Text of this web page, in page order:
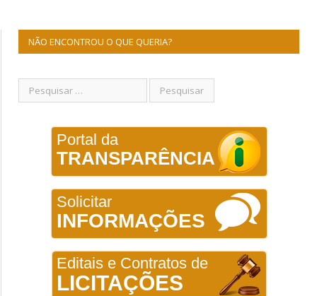
NÃO ENCONTROU O QUE QUERIA?
Portal da
TRANSPARÊNCIA
Solicitar
INFORMAÇÕES
Editais e Contratos de
LICITAÇÕES